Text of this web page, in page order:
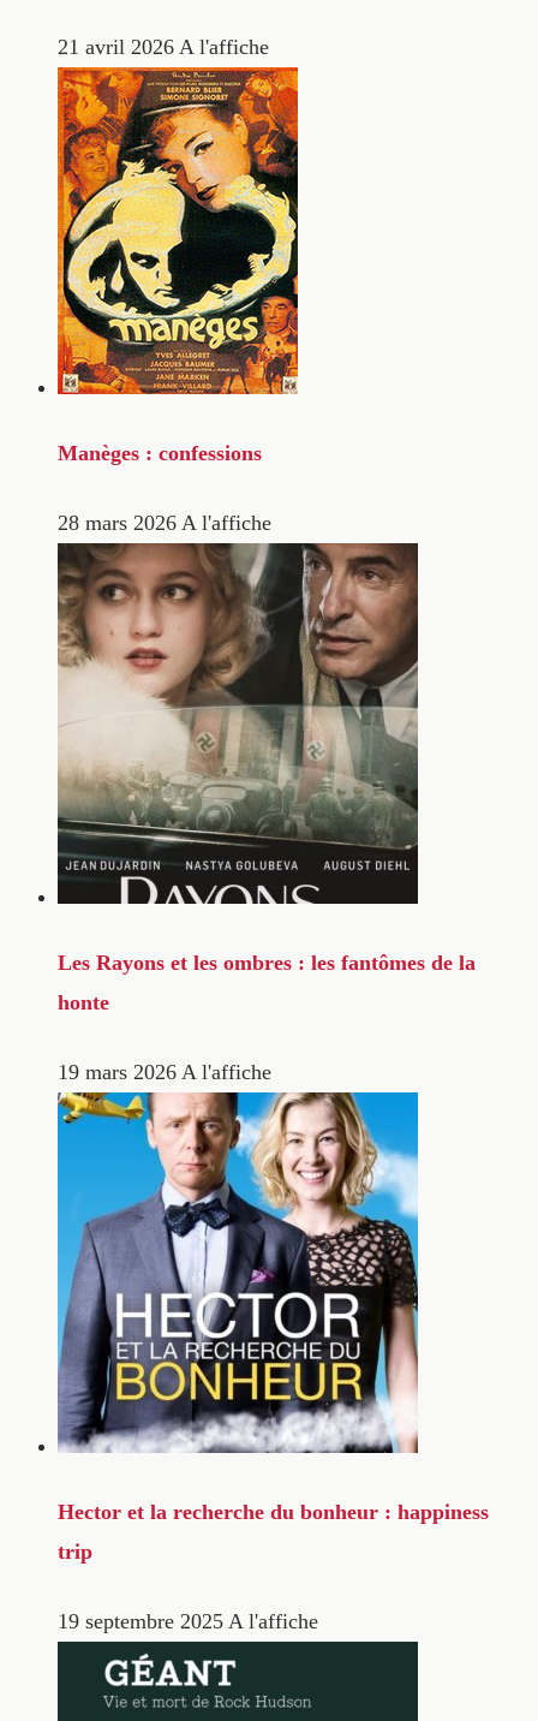
21 avril 2026 A l'affiche
Manèges : confessions
28 mars 2026 A l'affiche
Les Rayons et les ombres : les fantômes de la
honte
19 mars 2026 A l'affiche
Hector et la recherche du bonheur : happiness
trip
19 septembre 2025 A l'affiche